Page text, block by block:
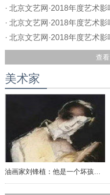
· 北京文艺网·2018年度艺术
· 北京文艺网·2018年度艺术
· 北京文艺网·2018年度艺术
查
美术家